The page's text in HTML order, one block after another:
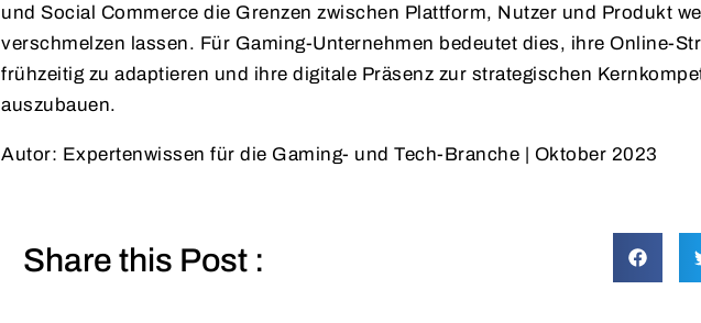
und Social Commerce die Grenzen zwischen Plattform, Nutzer und Produkt
verschmelzen lassen. Für Gaming-Unternehmen bedeutet dies, ihre Online-
frühzeitig zu adaptieren und ihre digitale Präsenz zur strategischen
auszubauen.
Autor: Expertenwissen für die Gaming- und Tech-Branche | Oktober 2023
Share this Post :